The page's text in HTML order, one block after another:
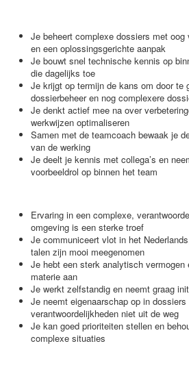
Je beheert complexe dossiers met
en een oplossingsgerichte aanpak
Je bouwt snel technische kennis op
die dagelijks toe
Je krijgt op termijn de kans om door te
dossierbeheer en nog complexere
Je denkt actief mee na over
werkwijzen optimaliseren
Samen met de teamcoach bewaak je
van de werking
Je deelt je kennis met collega’s en
voorbeeldrol op binnen het team
Ervaring in een complexe,
omgeving is een sterke troef
Je communiceert vlot in het
talen zijn mooi meegenomen
Je hebt een sterk analytisch vermogen
materie aan
Je werkt zelfstandig en neemt graag
Je neemt eigenaarschap op in
verantwoordelijkheden niet uit de weg
Je kan goed prioriteiten stellen en
complexe situaties